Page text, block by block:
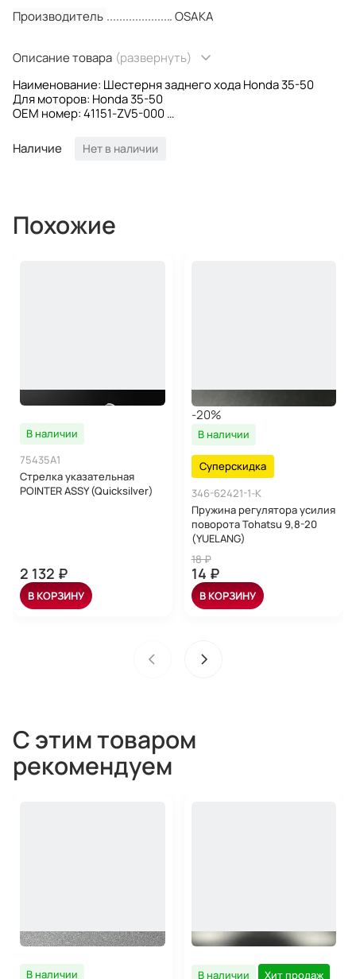
Производитель OSAKA
Описание товара (развернуть)
Наименование: Шестерня заднего хода Honda 35-50
Для моторов: Honda 35-50
OEM номер: 41151-ZV5-000
Наличие
Нет в наличии
Похожие
В наличии
75435A1
Стрелка указательная
POINTER ASSY (Quicksilver)
2 132 ₽
В КОРЗИНУ
-20%
В наличии
Суперскидка
346-62421-1-K
Пружина регулятора усилия
поворота Tohatsu 9,8-20
(YUELANG)
18 ₽
14 ₽
В КОРЗИНУ
С этим товаром
рекомендуем
В наличии В наличии Хит продаж